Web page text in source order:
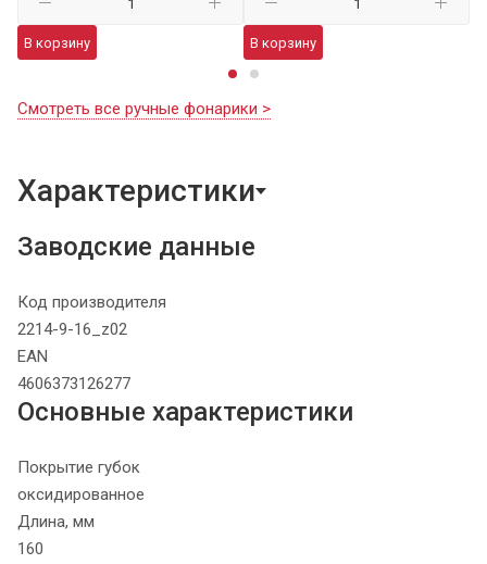
В корзину В корзину
Смотреть все ручные фонарики >
Характеристики
Заводские данные
Код производителя
2214-9-16_z02
EAN
4606373126277
Основные характеристики
Покрытие губок
оксидированное
Длина, мм
160